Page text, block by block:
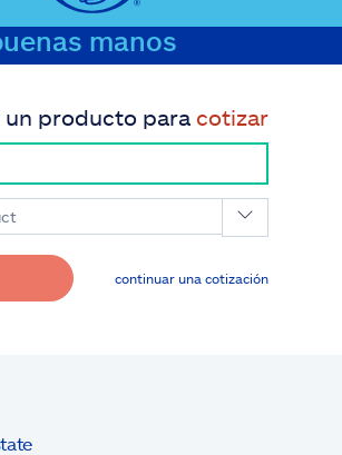
manos
un producto para cotizar
continuar una cotización